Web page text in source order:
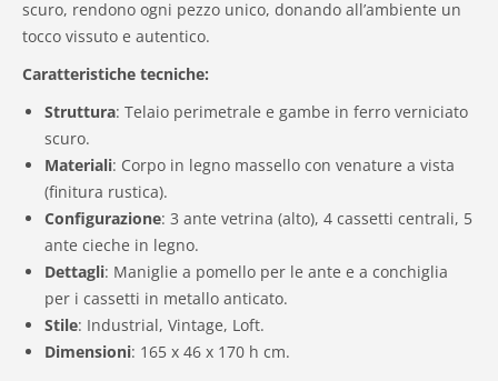
scuro, rendono ogni pezzo unico, donando all’ambiente un
tocco vissuto e autentico.
Caratteristiche tecniche:
Struttura: Telaio perimetrale e gambe in ferro verniciato
scuro.
Materiali: Corpo in legno massello con venature a vista
(finitura rustica).
Configurazione: 3 ante vetrina (alto), 4 cassetti centrali, 5
ante cieche in legno.
Dettagli: Maniglie a pomello per le ante e a conchiglia
per i cassetti in metallo anticato.
Stile: Industrial, Vintage, Loft.
Dimensioni: 165 x 46 x 170 h cm.